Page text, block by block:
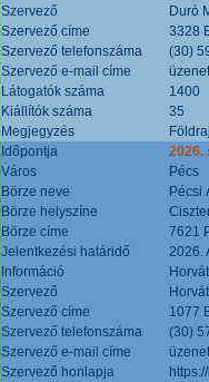
Szervező
Duró
Szervező címe
3328
Szervező telefonszáma
(30)
Szervező e-mail címe
Látogatók száma
1400
Kiállítók száma
35
Megjegyzés
Időpontja
2026.
Város
Pécs
Börze neve
Pécsi
Börze helyszíne
Börze címe
7621
Jelentkezési határidő
2026.
Információ
Szervező
Szervező címe
1077
Szervező telefonszáma
(30)
Szervező e-mail címe
Szervező honlapja